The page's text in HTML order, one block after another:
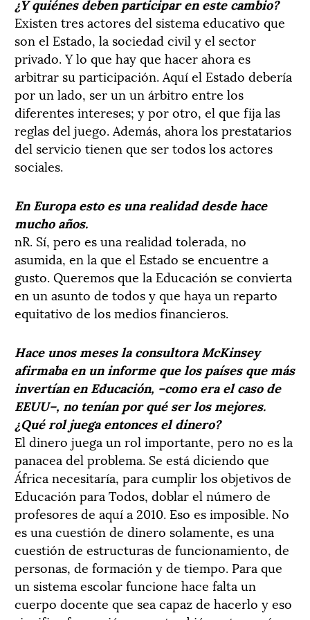
Existen tres actores del sistema educativo que
son el Estado, la sociedad civil y el sector
privado. Y lo que hay que hacer ahora es
arbitrar su participación. Aquí el Estado debería
por un lado, ser un un árbitro entre los
diferentes intereses; y por otro, el que fija las
reglas del juego. Además, ahora los prestatarios
del servicio tienen que ser todos los actores
sociales.
En Europa esto es una realidad desde hace
mucho años.
nR. Sí, pero es una realidad tolerada, no
asumida, en la que el Estado se encuentre a
gusto. Queremos que la Educación se convierta
en un asunto de todos y que haya un reparto
equitativo de los medios financieros.
Hace unos meses la consultora McKinsey
afirmaba en un informe que los países que más
invertían en Educación, –como era el caso de
EEUU–, no tenían por qué ser los mejores.
¿Qué rol juega entonces el dinero?
El dinero juega un rol importante, pero no es la
panacea del problema. Se está diciendo que
África necesitaría, para cumplir los objetivos de
Educación para Todos, doblar el número de
profesores de aquí a 2010. Eso es imposible. No
es una cuestión de dinero solamente, es una
cuestión de estructuras de funcionamiento, de
personas, de formación y de tiempo. Para que
un sistema escolar funcione hace falta un
cuerpo docente que sea capaz de hacerlo y eso